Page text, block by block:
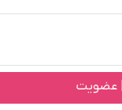
| عضویت